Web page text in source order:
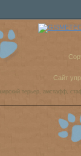
Сайт
терьер, амстафф,